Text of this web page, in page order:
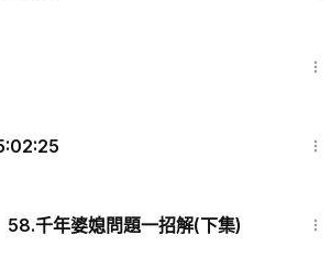
58.千年婆媳問題一招解(下集)